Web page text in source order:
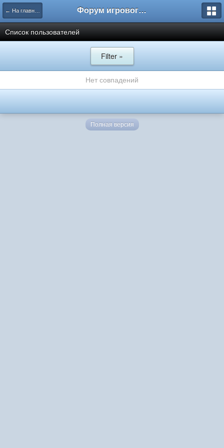
← На главную Форум игрового проекта Riverrise
Список пользователей
Filter »
Нет совпадений
Полная версия